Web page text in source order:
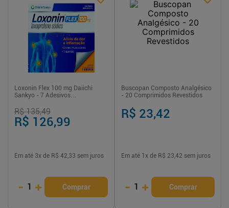
Loxonin Flex 100 mg Daiichi
Sankyo - 7 Adesivos
R$ 135,49
R$ 126,99
Em até 3x de R$ 42,33 sem juros
- 1 + Comprar
Buscopan Composto Analgésico
- 20 Comprimidos Revestidos
R$ 23,42
Em até 1 x de R$ 23,42 sem juros
- 1 + Comprar